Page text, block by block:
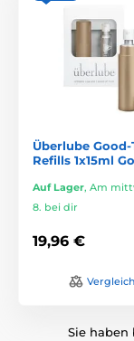
Überlube Good-
Refills 1x15ml
Auf Lager, Am
8. bei dir
19,96 €
Sie haben